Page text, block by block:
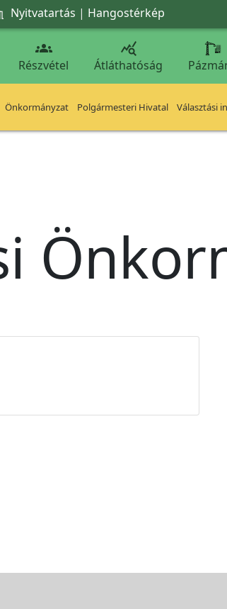
Nyitvatartás | Hangostérkép

Részvétel

Átláthatóság
Önkormányzat Polgármesteri Hivatal Választási